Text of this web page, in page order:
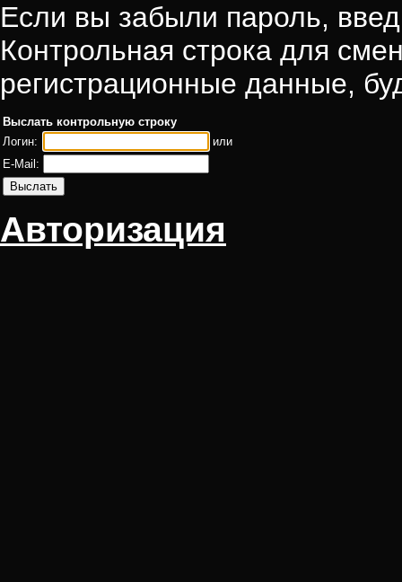
Если вы забыли пароль,
Контрольная строка для
регистрационные данные,
Выслать контрольную строку
Логин:
или
E-Mail:
Авторизация